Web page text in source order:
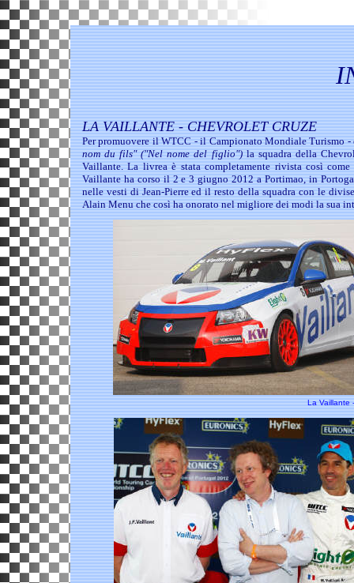
LA VAILLANTE - CHEVROLET CRUZE
Per promuovere il WTCC - il Campionato Mondiale Turismo
nom du fils" ("Nel nome del figlio")la squadra della
Vaillante. La livrea è stata completamente rivista così
Vaillante ha corso il 2 e 3 giugno 2012 a Portimao, in
nelle vesti di Jean-Pierre ed il resto della squadra con le
Alain Menu che così ha onorato nel migliore dei modi la sua
La Vaillante